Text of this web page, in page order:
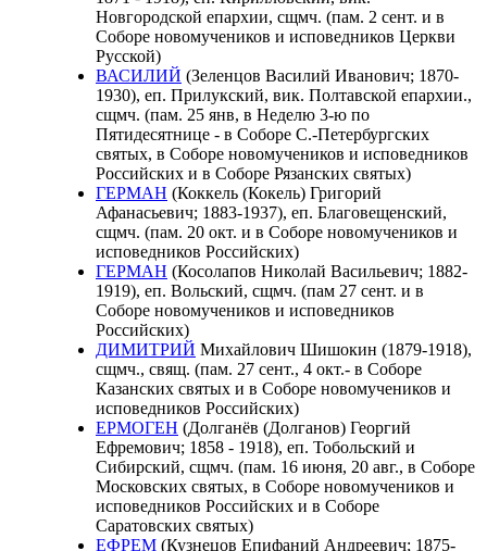
Новгородской епархии, сщмч. (пам. 2 сент. и в
Соборе новомучеников и исповедников Церкви
Русской)
ВАСИЛИЙ (Зеленцов Василий Иванович; 1870-
1930), еп. Прилукский, вик. Полтавской епархии.,
сщмч. (пам. 25 янв, в Неделю 3-ю по
Пятидесятнице - в Соборе С.-Петербургских
святых, в Соборе новомучеников и исповедников
Российских и в Соборе Рязанских святых)
ГЕРМАН (Коккель (Кокель) Григорий
Афанасьевич; 1883-1937), еп. Благовещенский,
сщмч. (пам. 20 окт. и в Соборе новомучеников и
исповедников Российских)
ГЕРМАН (Косолапов Николай Васильевич; 1882-
1919), еп. Вольский, сщмч. (пам 27 сент. и в
Соборе новомучеников и исповедников
Российских)
ДИМИТРИЙ Михайлович Шишокин (1879-1918),
сщмч., свящ. (пам. 27 сент., 4 окт.- в Соборе
Казанских святых и в Соборе новомучеников и
исповедников Российских)
ЕРМОГЕН (Долганёв (Долганов) Георгий
Ефремович; 1858 - 1918), еп. Тобольский и
Сибирский, сщмч. (пам. 16 июня, 20 авг., в Соборе
Московских святых, в Соборе новомучеников и
исповедников Российских и в Соборе
Саратовских святых)
ЕФРЕМ (Кузнецов Епифаний Андреевич; 1875-